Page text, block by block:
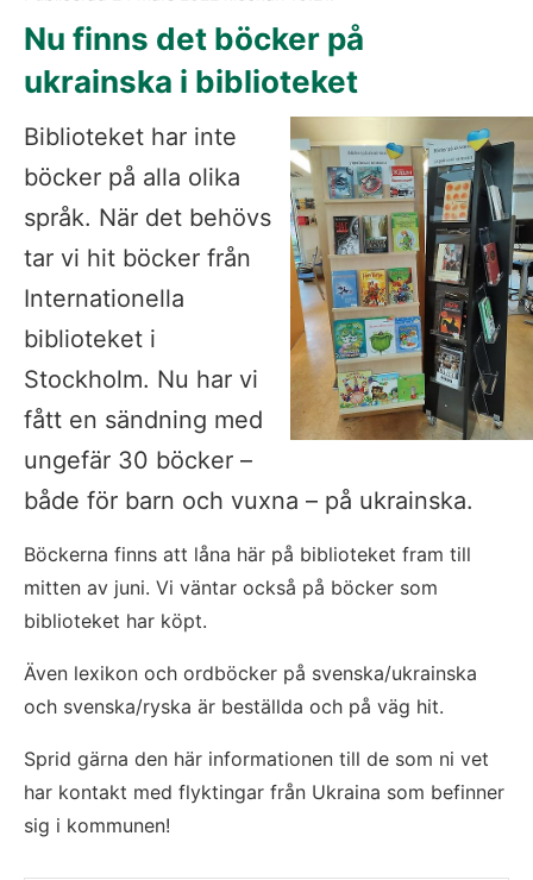
Nu finns det böcker på
ukrainska i biblioteket
Biblioteket har inte
böcker på alla olika
språk. När det behövs
tar vi hit böcker från
Internationella
biblioteket i
Stockholm. Nu har vi
fått en sändning med
ungefär 30 böcker –
både för barn och vuxna – på ukrainska.
Böckerna finns att låna här på biblioteket fram till
mitten av juni. Vi väntar också på böcker som
biblioteket har köpt.
Även lexikon och ordböcker på svenska/ukrainska
och svenska/ryska är beställda och på väg hit.
Sprid gärna den här informationen till de som ni vet
har kontakt med flyktingar från Ukraina som befinner
sig i kommunen!